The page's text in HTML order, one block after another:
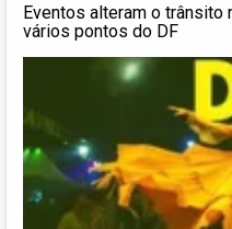
Eventos alteram o trânsito
vários pontos do DF